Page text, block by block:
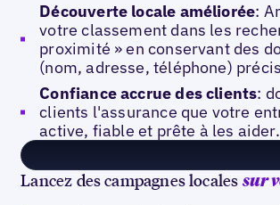
Découverte locale améliorée:
votre classement dans les
proximité » en conservant des
(nom, adresse, téléphone)
Confiance accrue des clients:
clients l'assurance que votre
active, fiable et prête à les aider.
Lancez des campagnes locales sur